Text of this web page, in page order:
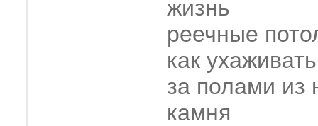
жизнь
реечные
как
за полами из
камня